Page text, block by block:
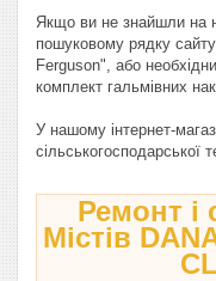
Якщо ви не знайшли на
пошуковому рядку
Ferguson", або
комплект гальмівних
У нашому інтернет-
сільськогосподарської
Ремонт і
Містів